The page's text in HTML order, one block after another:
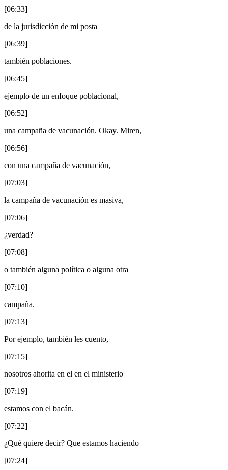
[06:33]
de la jurisdicción de mi posta
[06:39]
también poblaciones.
[06:45]
ejemplo de un enfoque poblacional,
[06:52]
una campaña de vacunación. Okay. Miren,
[06:56]
con una campaña de vacunación,
[07:03]
la campaña de vacunación es masiva,
[07:06]
¿verdad?
[07:08]
o también alguna política o alguna otra
[07:10]
campaña.
[07:13]
Por ejemplo, también les cuento,
[07:15]
nosotros ahorita en el en el ministerio
[07:19]
estamos con el bacán.
[07:22]
¿Qué quiere decir? Que estamos haciendo
[07:24]